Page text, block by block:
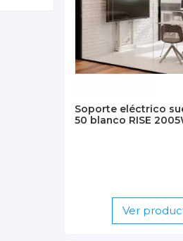
Soporte eléctrico
50 blanco RISE
Ver